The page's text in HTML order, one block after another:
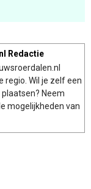
Redactie
regio. Wil je zelf een
Neem
mogelijkheden van